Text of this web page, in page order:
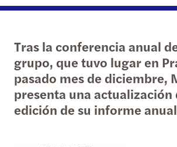
Tras la conferencia anual
grupo, que tuvo lugar en
pasado mes de diciembre,
presenta una actualización
edición de su informe